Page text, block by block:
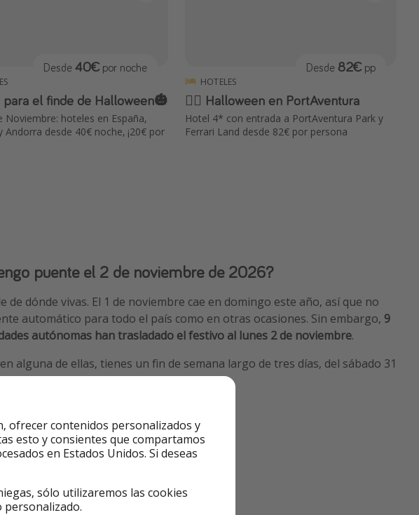
para el finde de Halloween🎃
Noviembre: hoteles en España,
Andorra desde 40€ noche, ¡20€ por
Desde 40€ por noche
HOTELES
🧙‍♀️ Halloween en PortAventura
Hotel 4* con entrada a PortAventura Park y
Ferrari Land desde 82€ por persona
Desde 82€ pp
puente el 2 de noviembre de 2026?
de dónde vivas. El 1 de noviembre cae en domingo este año, así que no
automático para todo el país como en otras ocasiones. Sin embargo, 9
autónomas han trasladado el festivo al lunes 2 de noviembre.
alguna de ellas, tienes un fin de semana largo de tres días, del sábado 31
al lunes 2 de noviembre:
ofrecer contenidos personalizados y
esto y consientes que compartamos
en Estados Unidos. Si deseas
sólo utilizaremos las cookies
personalizado.